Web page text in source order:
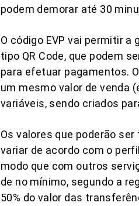
podem demorar até 30
O código EVP vai permitir a
tipo QR Code, que podem
para efetuar pagamentos.
um mesmo valor de venda
variáveis, sendo criados
Os valores que poderão
variar de acordo com o
modo que com outros
de no mínimo, segundo a
50% do valor das